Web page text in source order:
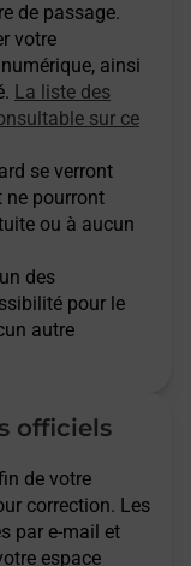
de passage.
votre
ainsi
La liste des
sur ce
se verront
ne pourront
ou à aucun
des
pour le
autre
officiels
de votre
correction. Les
par e-mail et
espace